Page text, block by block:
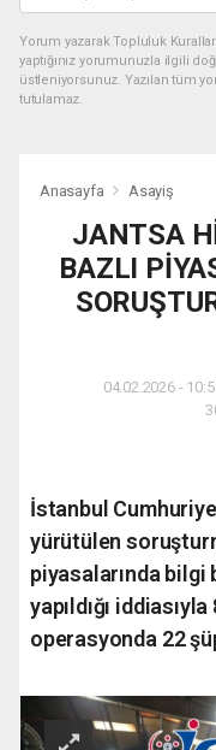
Yorum yazarak Topluluk
yaptığınız yorumunuzla ilgili
üstleniyorsunuz. Yazılan tüm
tutulamaz.
Anasayfa Asayiş
JANTSA
BAZLI
04.02.2026 -
İstanbul
yürütülen
piyasalarında bilgi
yapıldığı
operasyonda 22